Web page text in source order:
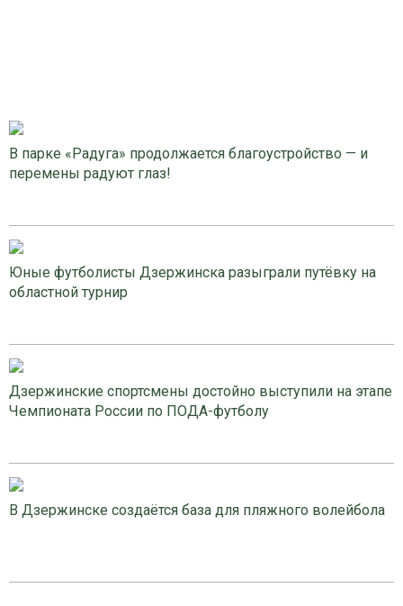
В парке «Радуга» продолжается благоустройство — и
перемены радуют глаз!
Юные футболисты Дзержинска разыграли путёвку на
областной турнир
Дзержинские спортсмены достойно выступили на этапе
Чемпионата России по ПОДА-футболу
В Дзержинске создаётся база для пляжного волейбола